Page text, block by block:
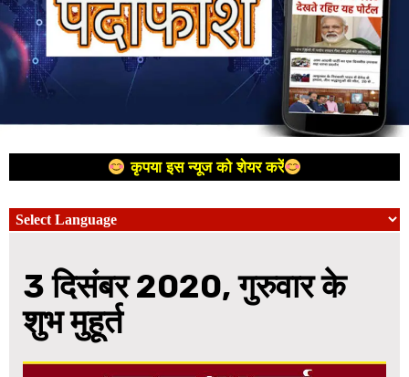
कृपया इस न्यूज को शेयर करें
3 दिसंबर 2020, गुरुवार के
शुभ मुहूर्त